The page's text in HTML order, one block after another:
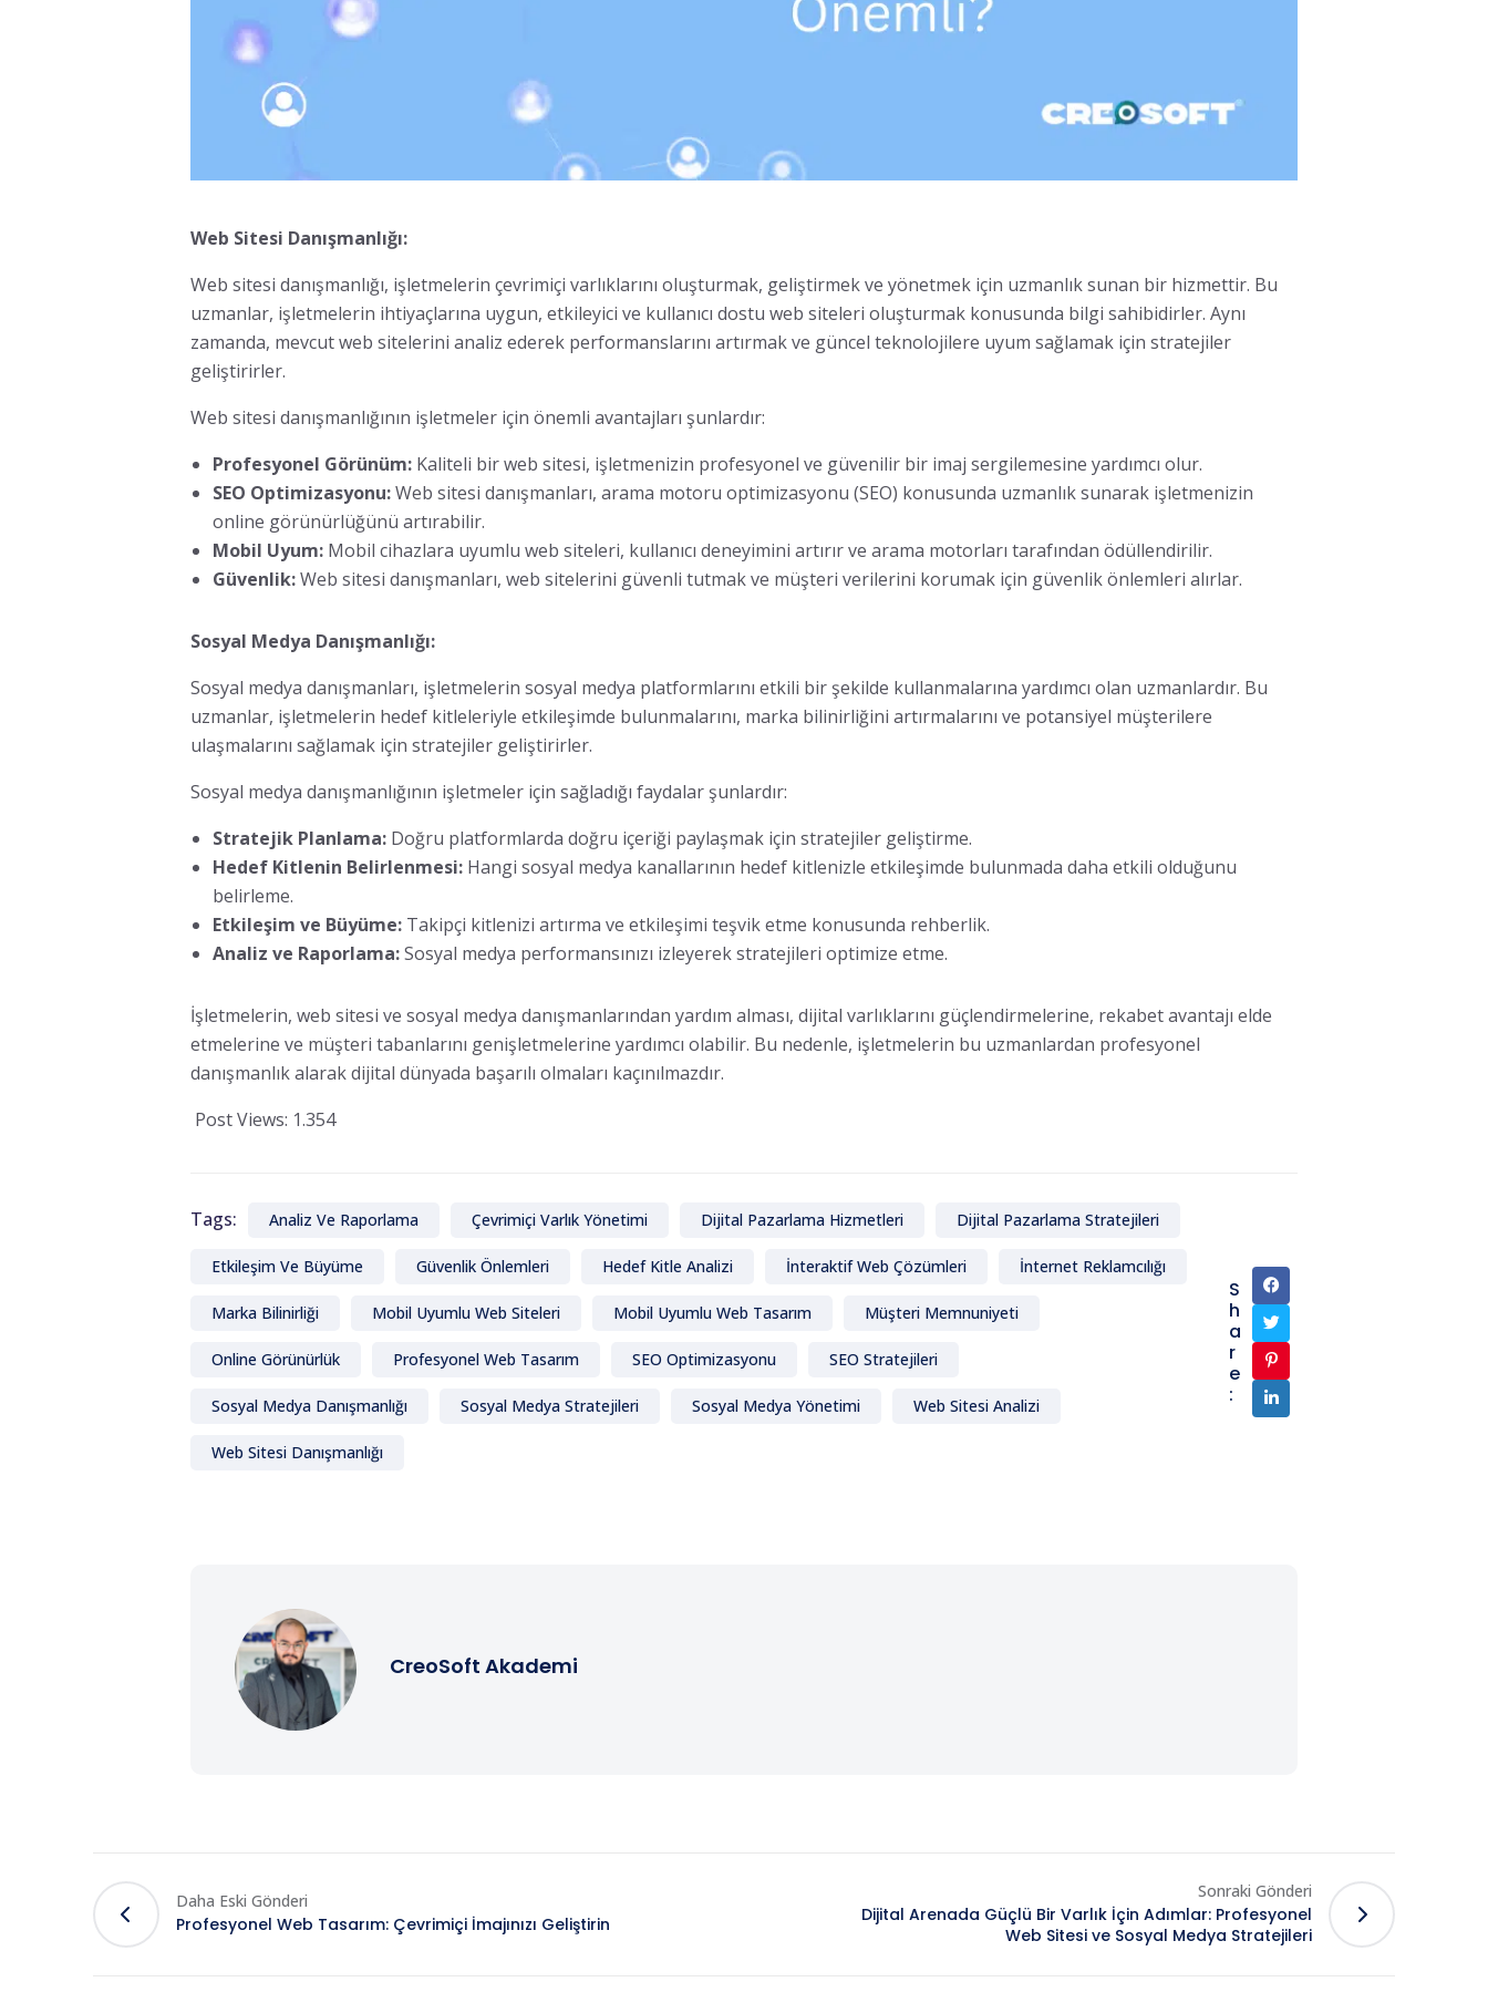
Web Sitesi Danışmanlığı:
Web sitesi danışmanlığı, işletmelerin çevrimiçi varlıklarını oluşturmak, geliştirmek ve yönetmek için uzmanlık sunan bir hizmettir. Bu
uzmanlar, işletmelerin ihtiyaçlarına uygun, etkileyici ve kullanıcı dostu web siteleri oluşturmak konusunda bilgi sahibidirler. Aynı
zamanda, mevcut web sitelerini analiz ederek performanslarını artırmak ve güncel teknolojilere uyum sağlamak için stratejiler
geliştirirler.
Web sitesi danışmanlığının işletmeler için önemli avantajları şunlardır:
Profesyonel Görünüm: Kaliteli bir web sitesi, işletmenizin profesyonel ve güvenilir bir imaj sergilemesine yardımcı olur.
SEO Optimizasyonu:Web sitesi danışmanları, arama motoru optimizasyonu (SEO) konusunda uzmanlık sunarak işletmenizin
online görünürlüğünü artırabilir.
Mobil Uyum: Mobil cihazlara uyumlu web siteleri, kullanıcı deneyimini artırır ve arama motorları tarafından ödüllendirilir.
Güvenlik:Web sitesi danışmanları, web sitelerini güvenli tutmak ve müşteri verilerini korumak için güvenlik önlemleri alırlar.
Sosyal Medya Danışmanlığı:
Sosyal medya danışmanları, işletmelerin sosyal medya platformlarını etkili bir şekilde kullanmalarına yardımcı olan uzmanlardır. Bu
uzmanlar, işletmelerin hedef kitleleriyle etkileşimde bulunmalarını, marka bilinirliğini artırmalarını ve potansiyel müşterilere
ulaşmalarını sağlamak için stratejiler geliştirirler.
Sosyal medya danışmanlığının işletmeler için sağladığı faydalar şunlardır:
Stratejik Planlama: Doğru platformlarda doğru içeriği paylaşmak için stratejiler geliştirme.
Hedef Kitlenin Belirlenmesi: Hangi sosyal medya kanallarının hedef kitlenizle etkileşimde bulunmada daha etkili olduğunu
belirleme.
Etkileşim ve Büyüme: Takipçi kitlenizi artırma ve etkileşimi teşvik etme konusunda rehberlik.
Analiz ve Raporlama:Sosyal medya performansınızı izleyerek stratejileri optimize etme.
İşletmelerin, web sitesi ve sosyal medya danışmanlarından yardım alması, dijital varlıklarını güçlendirmelerine, rekabet avantajı elde
etmelerine ve müşteri tabanlarını genişletmelerine yardımcı olabilir. Bu nedenle, işletmelerin bu uzmanlardan profesyonel
danışmanlık alarak dijital dünyada başarılı olmaları kaçınılmazdır.
Post Views: 1.354
Tags: Analiz Ve Raporlama Çevrimiçi Varlık Yönetimi Dijital Pazarlama Hizmetleri Dijital Pazarlama Stratejileri
Etkileşim Ve Büyüme Güvenlik Önlemleri Hedef Kitle Analizi İnteraktif Web Çözümleri İnternet Reklamcılığı
Marka Bilinirliği Mobil Uyumlu Web Siteleri Mobil Uyumlu Web Tasarım Müşteri Memnuniyeti
Online Görünürlük Profesyonel Web Tasarım SEO Optimizasyonu SEO Stratejileri
Sosyal Medya Danışmanlığı Sosyal Medya Stratejileri Sosyal Medya Yönetimi Web Sitesi Analizi
Web Sitesi Danışmanlığı
S
h
a
r
e
:
CreoSoft Akademi
Daha Eski Gönderi
Profesyonel Web Tasarım: Çevrimiçi İmajınızı Geliştirin
Sonraki Gönderi
Dijital Arenada Güçlü Bir Varlık İçin Adımlar: Profesyonel
Web Sitesi ve Sosyal Medya Stratejileri